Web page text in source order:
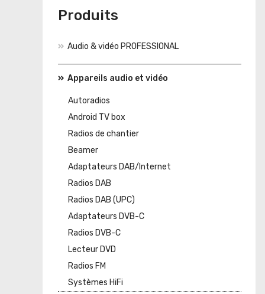
Produits
Audio & vidéo PROFESSIONAL
Appareils audio et vidéo
Autoradios
Android TV box
Radios de chantier
Beamer
Adaptateurs DAB/Internet
Radios DAB
Radios DAB (UPC)
Adaptateurs DVB-C
Radios DVB-C
Lecteur DVD
Radios FM
Systèmes HiFi